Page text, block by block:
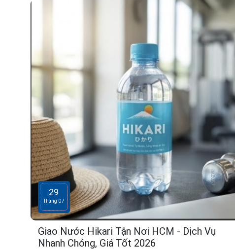
29
Tháng 07
Giao Nước Hikari Tận Nơi HCM - Dịch Vụ
Nhanh Chóng, Giá Tốt 2026